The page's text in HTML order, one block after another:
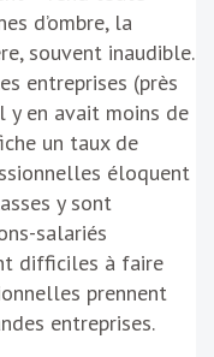
d’ombre, la
souvent inaudible.
entreprises (près
y en avait moins de
un taux de
éloquent
y sont
salariés
difficiles à faire
prennent
entreprises.